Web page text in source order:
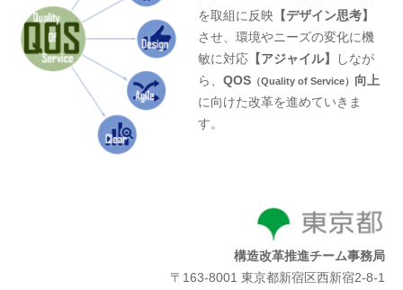
を取組に反映 【デザイン思考】
させ、環境やニーズの変化に機
敏に対応 【アジャイル】
しなが
ら、QOS （Quality of Service） 向上
に向けた改革を進めていきま
す。
構造改革推進チーム事務局
〒163-8001 東京都新宿区西新宿2-8-1